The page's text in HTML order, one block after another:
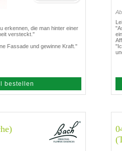
erkennen, die man hinter einer
versteckt."
Fassade und gewinne Kraft."
bestellen